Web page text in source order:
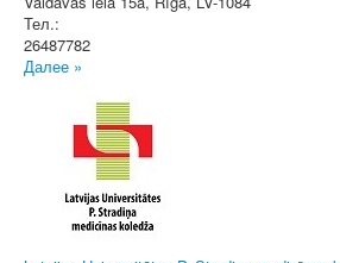
Тел.:
26487782
Далее »